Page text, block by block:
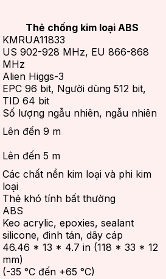
Thẻ chống kim loại ABS
KMRUA11833
US 902-928 MHz, EU 866-868
MHz
Alien Higgs-3
EPC 96 bit, Người dùng 512 bit,
TID 64 bit
Số lượng ngẫu nhiên, ngẫu nhiên
Lên đến 9 m
Lên đến 5 m
Các chất nền kim loại và phi kim
loại
Thẻ khó tính bất thường
ABS
Keo acrylic, epoxies, sealant
silicone, đinh tán, dây cáp
46.46 * 13 * 4.7 in (118 * 33 * 12
mm)
(-35 °C đến +65 °C)